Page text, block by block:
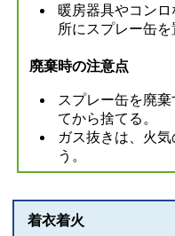
暖房器具やコン
所にスプレー缶を
廃棄時の注意点
スプレー缶を廃
てから捨てる。
ガス抜きは、火
う。
着衣着火